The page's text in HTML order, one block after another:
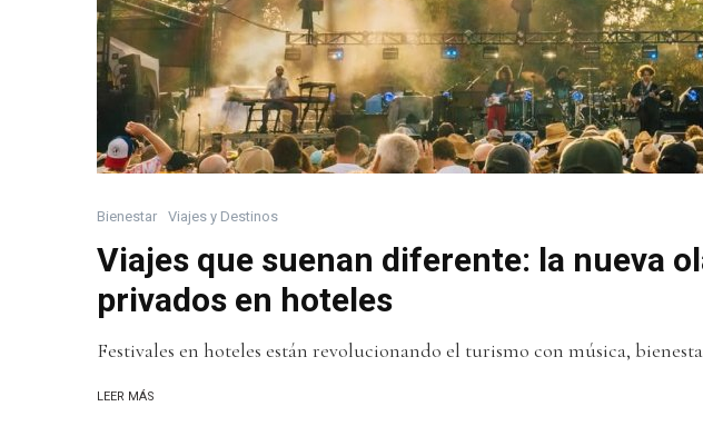
Bienestar Viajes y Destinos
Viajes que suenan diferente: la nueva
privados en hoteles
Festivales en hoteles están revolucionando el turismo con música,
LEER MÁS